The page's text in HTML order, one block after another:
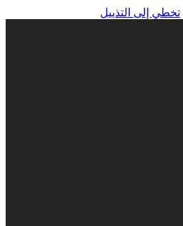
تخطي إلى التذييل